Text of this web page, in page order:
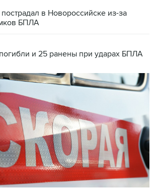
в Новороссийске из-за
БПЛА
и 25 ранены при ударах БПЛА